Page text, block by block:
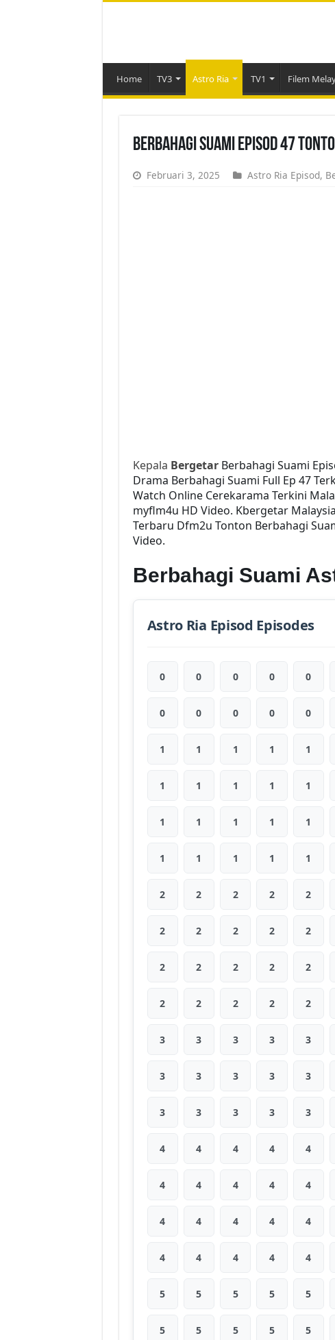
Home TV3 Astro Ria TV1 Filem
Berbahagi Suami Episod 47
Februari 3, 2025 Astro Ria Episod,
Kepala BergetarBerbahagi Suami
Drama Berbahagi Suami Full Ep 47
Watch Online Cerekarama Terkini
myflm4u HD Video. Kbergetar
Terbaru Dfm2u Tonton Berbahagi
Video.
Berbahagi Suami
Astro Ria Episod Episodes
0 0 0 0 0
0 0 0 0 0
1 1 1 1 1
1 1 1 1 1
1 1 1 1 1
1 1 1 1 1
2 2 2 2 2
2 2 2 2 2
2 2 2 2 2
2 2 2 2 2
3 3 3 3 3
3 3 3 3 3
3 3 3 3 3
4 4 4 4 4
4 4 4 4 4
4 4 4 4 4
4 4 4 4 4
5 5 5 5 5
5 5 5 5 5